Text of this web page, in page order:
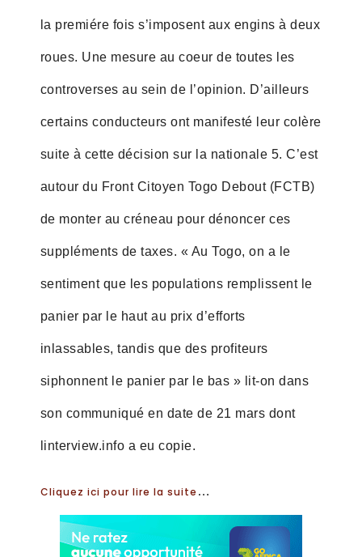
la premiére fois s’imposent aux engins à deux
roues. Une mesure au coeur de toutes les
controverses au sein de l’opinion. D’ailleurs
certains conducteurs ont manifesté leur colère
suite à cette décision sur la nationale 5. C’est
autour du Front Citoyen Togo Debout (FCTB)
de monter au créneau pour dénoncer ces
suppléments de taxes. « Au Togo, on a le
sentiment que les populations remplissent le
panier par le haut au prix d’efforts
inlassables, tandis que des profiteurs
siphonnent le panier par le bas » lit-on dans
son communiqué en date de 21 mars dont
linterview.info a eu copie.
Cliquez ici pour lire la suite …